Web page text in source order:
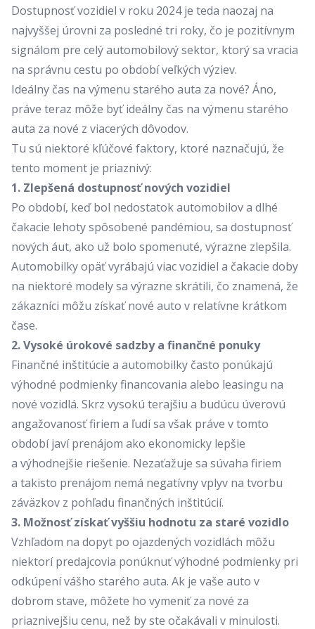
Dostupnosť vozidiel v roku 2024 je teda naozaj na
najvyššej úrovni za posledné tri roky, čo je pozitívnym
signálom pre celý automobilový sektor, ktorý sa vracia
na správnu cestu po období veľkých výziev.
Ideálny čas na výmenu starého auta za nové? Áno,
práve teraz môže byť ideálny čas na výmenu starého
auta za nové z viacerých dôvodov.
Tu sú niektoré kľúčové faktory, ktoré naznačujú, že
tento moment je priaznivý:
1. Zlepšená dostupnosť nových vozidiel
Po období, keď bol nedostatok automobilov a dlhé
čakacie lehoty spôsobené pandémiou, sa dostupnosť
nových áut, ako už bolo spomenuté, výrazne zlepšila.
Automobilky opäť vyrábajú viac vozidiel a čakacie doby
na niektoré modely sa výrazne skrátili, čo znamená, že
zákazníci môžu získať nové auto v relatívne krátkom
čase.
2. Vysoké úrokové sadzby a finančné ponuky
Finančné inštitúcie a automobilky často ponúkajú
výhodné podmienky financovania alebo leasingu na
nové vozidlá. Skrz vysokú terajšiu a budúcu úverovú
angažovanosť firiem a ľudí sa však práve v tomto
období javí prenájom ako ekonomicky lepšie
a výhodnejšie riešenie. Nezaťažuje sa súvaha firiem
a takisto prenájom nemá negatívny vplyv na tvorbu
záväzkov z pohľadu finančných inštitúcií.
3. Možnosť získať vyššiu hodnotu za staré vozidlo
Vzhľadom na dopyt po ojazdených vozidlách môžu
niektorí predajcovia ponúknuť výhodné podmienky pri
odkúpení vášho starého auta. Ak je vaše auto v
dobrom stave, môžete ho vymeniť za nové za
priaznivejšiu cenu, než by ste očakávali v minulosti.